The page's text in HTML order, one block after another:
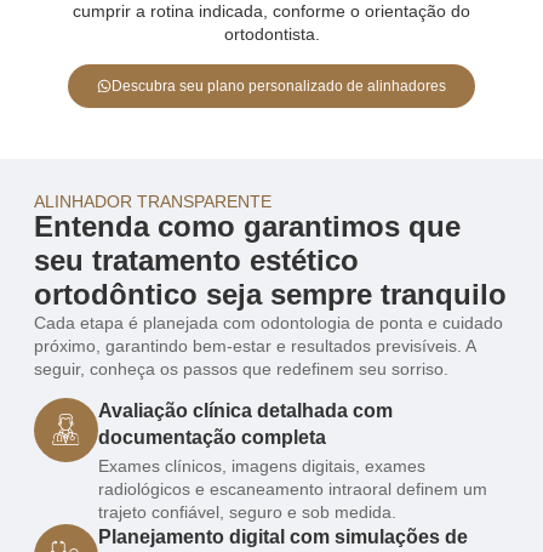
cumprir a rotina indicada, conforme o orientação do
ortodontista.
Descubra seu plano personalizado de alinhadores
ALINHADOR TRANSPARENTE
Entenda como garantimos que
seu tratamento estético
ortodôntico seja sempre tranquilo
Cada etapa é planejada com odontologia de ponta e cuidado
próximo, garantindo bem-estar e resultados previsíveis. A
seguir, conheça os passos que redefinem seu sorriso.
Avaliação clínica detalhada com
documentação completa
Exames clínicos, imagens digitais, exames
radiológicos e escaneamento intraoral definem um
trajeto confiável, seguro e sob medida.
Planejamento digital com simulações de